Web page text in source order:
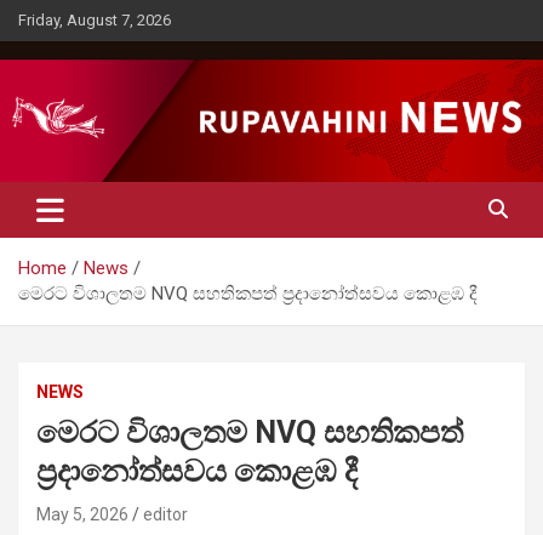
Skip
to
content
Friday, August 7, 2026
Rupavahini News
Home
News
මෙරට විශාලතම NVQ සහතිකපත් ප්‍රදානෝත්සවය කොළඹ දී
NEWS
මෙරට විශාලතම NVQ සහතිකපත්
ප්‍රදානෝත්සවය කොළඹ දී
May 5, 2026 editor